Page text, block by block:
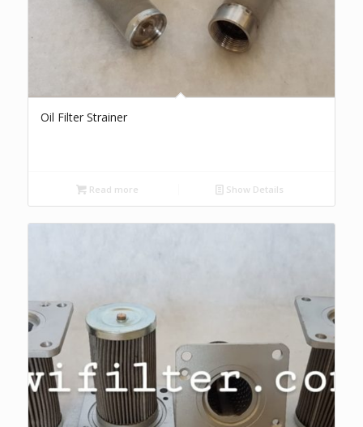
Oil Filter Strainer
Read more Show Details